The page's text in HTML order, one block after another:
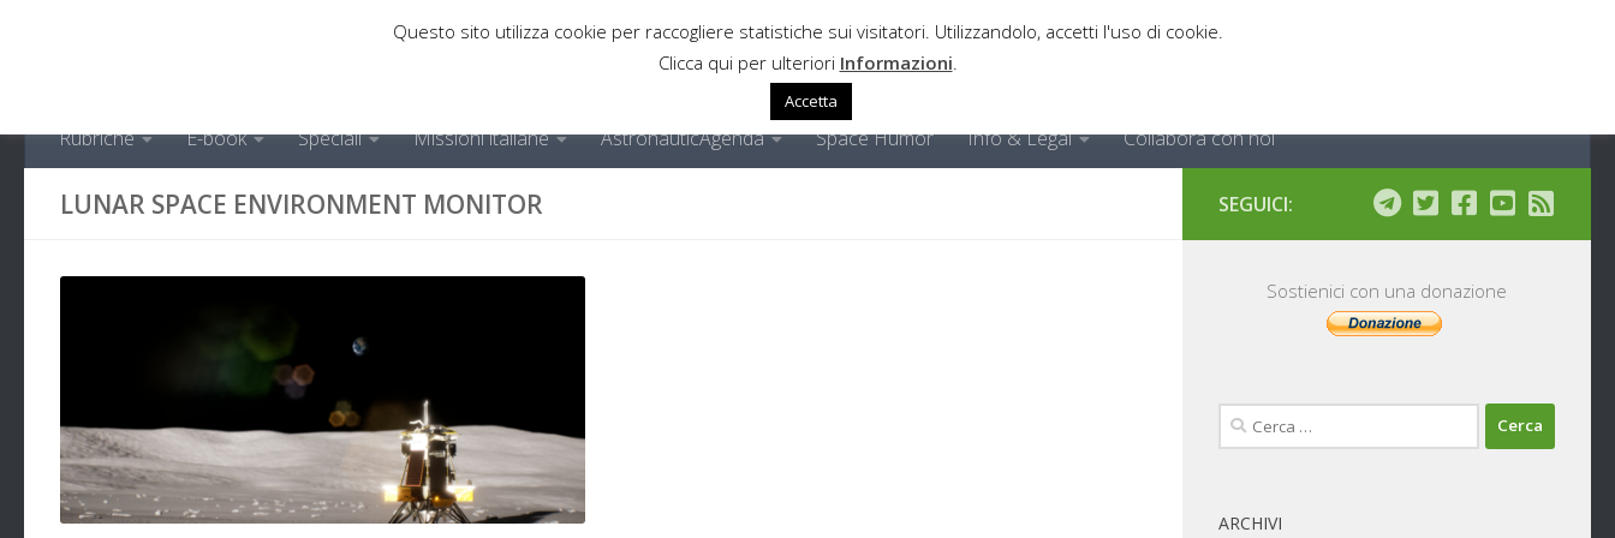
Rubriche E-book Speciali Missioni italiane AstronauticAgenda Space Humor Info & Legal Collabora con noi
LUNAR SPACE ENVIRONMENT MONITOR SEGUICI:
Sostienici con una donazione
Ricerca
per:
ARCHIVI
Questo sito utilizza cookie per raccogliere statistiche sui visitatori. Utilizzandolo, accetti l'uso di cookie.
Clicca qui per ulteriori Informazioni
Accetta